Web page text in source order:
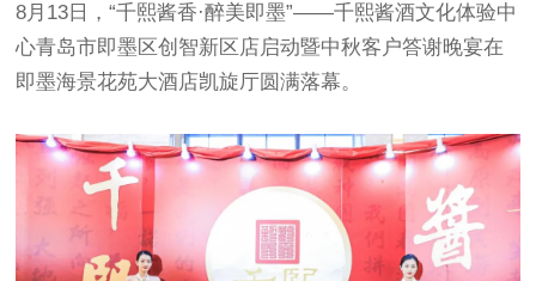
8月13日，“千熙酱香·醉美即墨”——千熙酱酒文化体验中
心青岛市即墨区创智新区店启动暨中秋客户答谢晚宴在
即墨海景花苑大酒店凯旋厅圆满落幕。